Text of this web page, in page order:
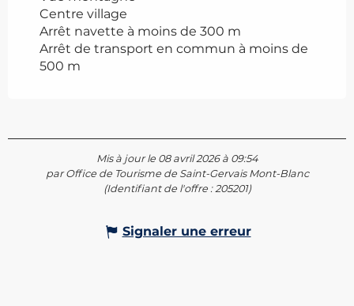
Centre village
Arrêt navette à moins de 300 m
Arrêt de transport en commun à moins de
500 m
Mis à jour le 08 avril 2026 à 09:54
par Office de Tourisme de Saint-Gervais Mont-Blanc
(Identifiant de l'offre :205201)
Signaler une erreur